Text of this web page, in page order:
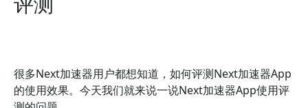
很多Next加速器用户都想知道，如何评测Next加速器App
的使用效果。今天我们就来说一说Next加速器App使用评